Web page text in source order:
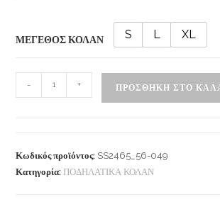
ΜΕΓΕΘΟΣ ΚΟΛΑΝ S L XL
- + ΠΡΟΣΘΉΚΗ ΣΤΟ
Κωδικός προϊόντος: SS2465_56-049
Κατηγορία: ΠΟΔΗΛΑΤΙΚΑ ΚΟΛΑΝ